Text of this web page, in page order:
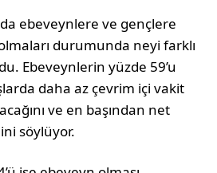
ebeveynlere ve gençlere
durumunda neyi farklı
Ebeveynlerin yüzde 59’u
daha az çevrim içi vakit
ve en başından net
söylüyor.